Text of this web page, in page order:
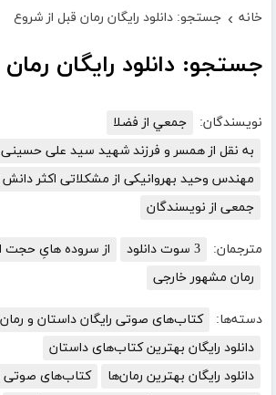
خانه › جستجو: دانلود رایگان رمان قبل از شروع
جستجو: دانلود رایگان
نویسندگان:
جمعي از فضلا
به نقل از همسر و فرزند شهید سید علی حسینی
مهندس وحید بهروانیکی از مشکلاتی اکثر دانش
جمعی از نویسندگان
مترجمان: 3 سوت دانلود
از سروده هایِ حجت
رمان مشهور خارجی
دسته‌ها:
کتاب‌های صوتی رایگان داستان و رمان
دانلود رایگان بهترین کتاب‌های داستان
دانلود رایگان بهترین رمان‌ها
کتاب‌های صوتی